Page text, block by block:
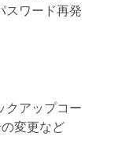
スワード再発
クアップコー
変更など